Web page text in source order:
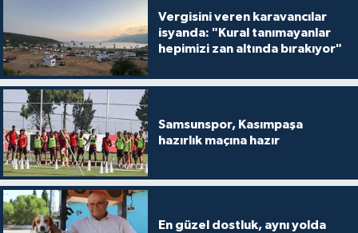
Vergisini veren karavancılar
isyanda: "Kural tanımayanlar
hepimizi zan altında bırakıyor"
Samsunspor, Kasımpaşa
hazırlık maçına hazır
En güzel dostluk, aynı yolda